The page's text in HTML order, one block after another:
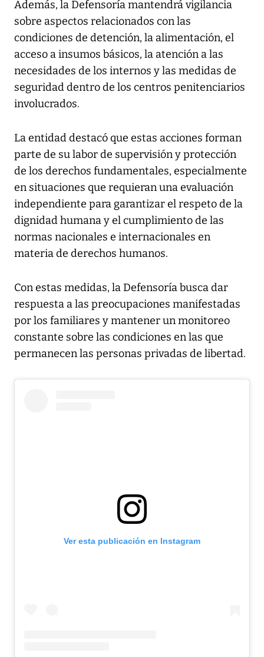
Además, la Defensoría mantendrá vigilancia
sobre aspectos relacionados con las
condiciones de detención, la alimentación, el
acceso a insumos básicos, la atención a las
necesidades de los internos y las medidas de
seguridad dentro de los centros penitenciarios
involucrados.
La entidad destacó que estas acciones forman
parte de su labor de supervisión y protección
de los derechos fundamentales, especialmente
en situaciones que requieran una evaluación
independiente para garantizar el respeto de la
dignidad humana y el cumplimiento de las
normas nacionales e internacionales en
materia de derechos humanos.
Con estas medidas, la Defensoría busca dar
respuesta a las preocupaciones manifestadas
por los familiares y mantener un monitoreo
constante sobre las condiciones en las que
permanecen las personas privadas de libertad.
Ver esta publicación en Instagram